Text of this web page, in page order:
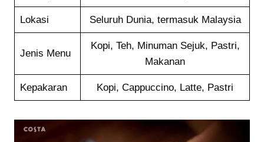
Lokasi Seluruh Dunia, termasuk Malaysia
Jenis Menu
Kopi, Teh, Minuman Sejuk, Pastri,
Makanan
Kepakaran Kopi, Cappuccino, Latte, Pastri